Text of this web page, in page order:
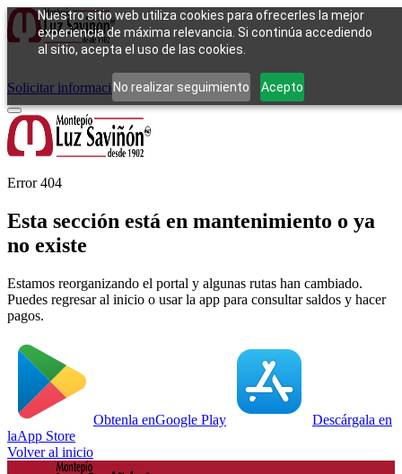
Nuestro sitio web utiliza cookies para ofrecerles la mejor
experiencia de máxima relevancia. Si continúa accediendo
al sitio, acepta el uso de las cookies.
No realizar seguimiento Acepto
Cómo funcionaTipos de empeñoCompraContacto
Solicitar información Iniciar sesión
Error 404
Esta sección está en mantenimiento o ya
no existe
Estamos reorganizando el portal y algunas rutas han cambiado.
Puedes regresar al inicio o usar la app para consultar saldos y hacer
pagos.
Obtenla enGoogle Play
Descárgala en
laApp Store
Volver al inicio